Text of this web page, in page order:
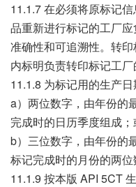
11.1.7 在必须将原标记
品重新进行标记的工厂
准确性和可追溯性。转印
内标明负责转印标记工厂
11.1.8 为标记用的生产
a）两位数字，由年份的
完成时的日历季度组成
b）三位数字，由年份的
标记完成时的月份的两位
11.1.9 按本版 API 5CT